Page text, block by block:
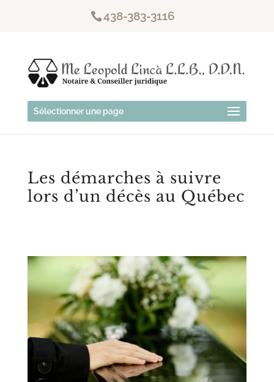
438-383-3116
Sélectionner une page
Les démarches à suivre
lors d’un décès au Québec